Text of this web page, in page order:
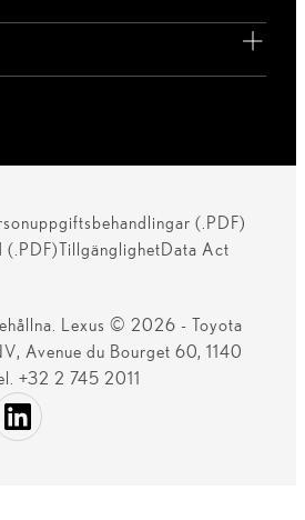
(.PDF)
(.PDF)TillgänglighetData Act
Lexus © 2026 - Toyota
Avenue du Bourget 60, 1140
+32 2 745 2011